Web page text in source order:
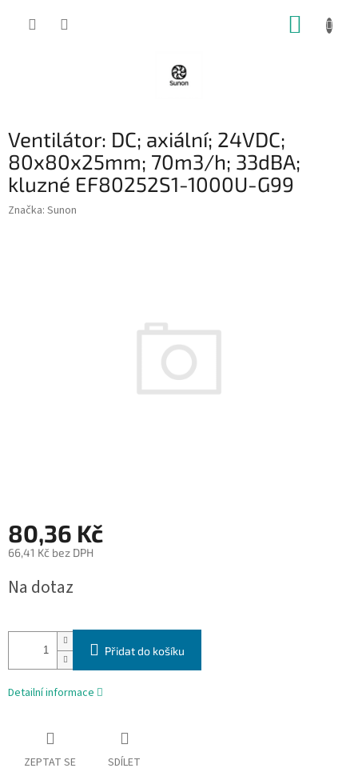
Ventilátor: DC; axiální; 24VDC;
80x80x25mm; 70m3/h; 33dBA;
kluzné EF80252S1-1000U-G99
Značka: Sunon
80,36 Kč
66,41 Kč bez DPH
cena:
Na dotaz
Přidat do košíku
Detailní informace
ZEPTAT SE SDÍLET